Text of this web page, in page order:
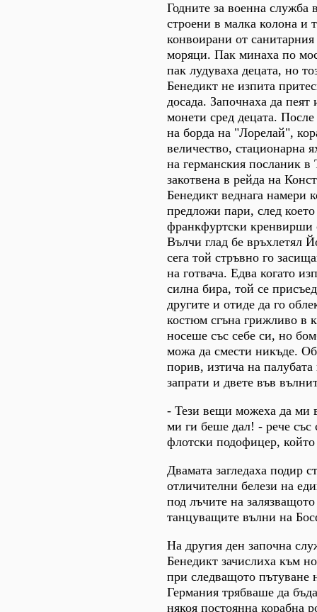
Годните за военна служба
строени в малка колона и
конвоирани от
моряци. Пак минаха по
пак лудуваха децата, но
Бенедикт не изпита
досада. Започнаха да пеят
монети сред децата.
на борда на "Лорелай",
величество, стационарна
на германския посланик в
закотвена в рейда на
Бенедикт веднага намери
предложи пари, след
франкфуртски кренвирши
Вълчи глад бе връхлетял
сега той стръвно го
на готвача. Едва когато
силна бира, той се
другите и отиде да го
костюм сгъна грижливо в
носеше със себе си, но
можа да смести никъде.
порив, изтича на
запрати и двете във
- Тези вещи можеха да ми
ми ги беше дал! - рече със
флотски подофицер,
Двамата загледаха подир
отличителни белези на
под лъчите на
танцуващите вълни на
На другия ден започна
Бенедикт зачислиха към
при следващото пътуване
Германия трябваше да
някоя постоянна корабна